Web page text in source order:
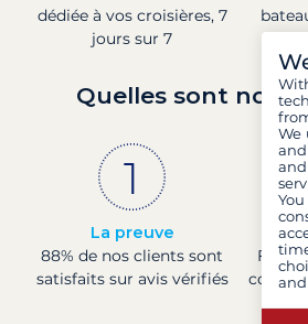
dédiée à vos croisières, 7
jours sur 7
Quelles sont nos
La preuve
88% de nos clients sont
satisfaits sur avis vérifiés
We